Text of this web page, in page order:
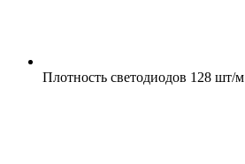
Плотность светодиодов 128 шт/м